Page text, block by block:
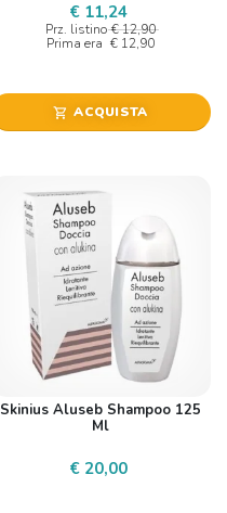
€ 11,24
Prz. listino € 12,90
Prima era € 12,90
shopping_cart ACQUISTA
Skinius Aluseb Shampoo 125
Ml
€ 20,00